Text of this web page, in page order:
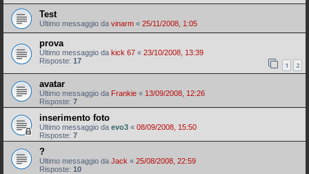
Test
Ultimo messaggio da vinarm « 25/11/2008, 1:05
prova
Ultimo messaggio da kick 67 « 23/10/2008, 13:39
Risposte: 17 1 2
avatar
Ultimo messaggio da Frankie « 13/09/2008, 12:26
Risposte: 7
inserimento foto
Ultimo messaggio da evo3 « 08/09/2008, 15:50
Risposte: 7
?
Ultimo messaggio da Jack « 25/08/2008, 22:59
Risposte: 10